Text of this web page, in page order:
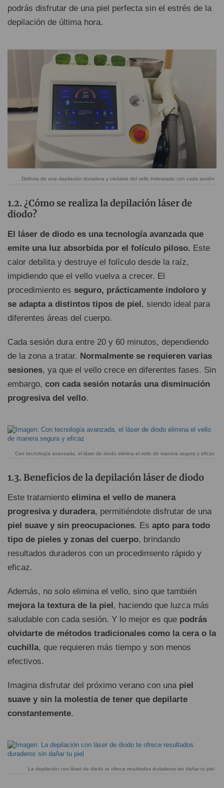
podrás disfrutar de una piel perfecta sin el estrés de la
depilación de última hora.
Disfruta de una depilación duradera y olvídate del vello indeseado con cada sesión
¿Cómo se realiza la depilación láser de
diodo?
El láser de diodo es una tecnología avanzada que
emite una luz absorbida por el folículo piloso. Este
calor debilita y destruye el folículo desde la raíz,
impidiendo que el vello vuelva a crecer. El
procedimiento es seguro, prácticamente indoloro y
se adapta a distintos tipos de piel, siendo ideal para
diferentes áreas del cuerpo.
Cada sesión dura entre 20 y 60 minutos, dependiendo
de la zona a tratar. Normalmente se requieren varias
sesiones, ya que el vello crece en diferentes fases. Sin
embargo, con cada sesión notarás una disminución
progresiva del vello.
Con tecnología avanzada, el láser de diodo elimina el vello de manera segura y eficaz
Beneficios de la depilación láser de diodo
Este tratamiento elimina el vello de manera
progresiva y duradera, permitiéndote disfrutar de una
piel suave y sin preocupaciones. Es apto para todo
tipo de pieles y zonas del cuerpo, brindando
resultados duraderos con un procedimiento rápido y
eficaz.
Además, no solo elimina el vello, sino que también
mejora la textura de la piel, haciendo que luzca más
saludable con cada sesión. Y lo mejor es que podrás
olvidarte de métodos tradicionales como la cera o la
cuchilla, que requieren más tiempo y son menos
efectivos.
Imagina disfrutar del próximo verano con una piel
suave y sin la molestia de tener que depilarte
constantemente.
La depilación con láser de diodo te ofrece resultados duraderos sin dañar tu piel